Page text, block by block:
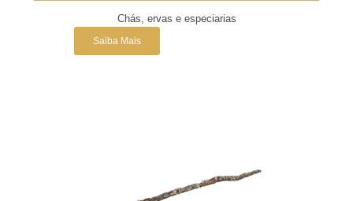
Chás, ervas e especiarias
Saiba Mais